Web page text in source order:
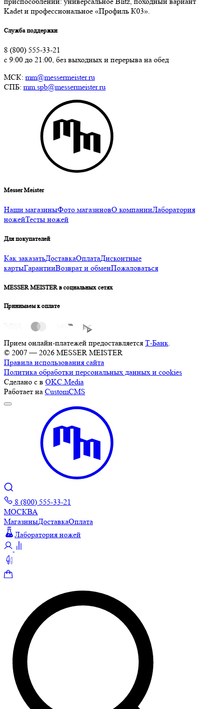
Kadet и профессиональное «Профиль К03».
Служба поддержки
8 (800) 555-33-21
с 9:00 до 21:00, без выходных и перерыва на обед
МСК: mm@messermeister.ru
СПБ: mm.spb@messermeister.ru
Messer Meister
Наши магазиныФото магазиновО компанииЛаборатория
ножейТесты ножей
Для покупателей
Как заказатьДоставкаОплатаДисконтные
картыГарантииВозврат и обменПожаловаться
MESSER MEISTER в социальных сетях
Принимаем к оплате
Прием онлайн-платежей предоставляется Т-Банк
© 2007 — 2026 MESSER MEISTER
Правила использования сайта
Политика обработки персональных данных и cookies
Сделано с в OKC.Media
Работает на CustomCMS
8 (800) 555-33-21
МОСКВА
МагазиныДоставкаОплата
Лаборатория ножей